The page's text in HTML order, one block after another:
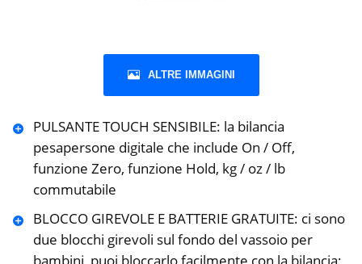
ALTRE IMMAGINI
PULSANTE TOUCH SENSIBILE: la bilancia
pesapersone digitale che include On / Off,
funzione Zero, funzione Hold, kg / oz / lb
commutabile
BLOCCO GIREVOLE E BATTERIE GRATUITE: ci sono
due blocchi girevoli sul fondo del vassoio per
bambini, puoi bloccarlo facilmente con la bilancia;